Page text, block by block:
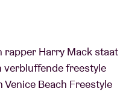
rapper Harry Mack staat
verbluffende freestyle
Beach Freestyle